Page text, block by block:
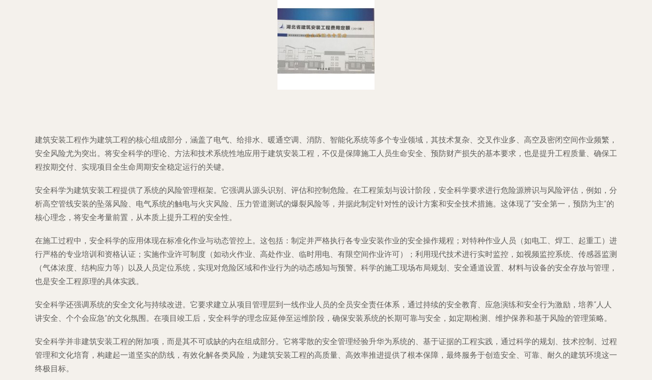
建筑安装工程作为建筑工程的核心组成部分，涵盖了电气、给排水、暖通空调、消防、智能化系统等多个专业领域，其技术复杂、交叉作业多、高空及密闭空间作业频繁，
安全风险尤为突出。将安全科学的理论、方法和技术系统性地应用于建筑安装工程，不仅是保障施工人员生命安全、预防财产损失的基本要求，也是提升工程质量、确保工
程按期交付、实现项目全生命周期安全稳定运行的关键。
安全科学为建筑安装工程提供了系统的风险管理框架。它强调从源头识别、评估和控制危险。在工程策划与设计阶段，安全科学要求进行危险源辨识与风险评估，例如，分
析高空管线安装的坠落风险、电气系统的触电与火灾风险、压力管道测试的爆裂风险等，并据此制定针对性的设计方案和安全技术措施。这体现了“安全第一，预防为主”的
核心理念，将安全考量前置，从本质上提升工程的安全性。
在施工过程中，安全科学的应用体现在标准化作业与动态管控上。这包括：制定并严格执行各专业安装作业的安全操作规程；对特种作业人员（如电工、焊工、起重工）进
行严格的专业培训和资格认证；实施作业许可制度（如动火作业、高处作业、临时用电、有限空间作业许可）；利用现代技术进行实时监控，如视频监控系统、传感器监测
（气体浓度、结构应力等）以及人员定位系统，实现对危险区域和作业行为的动态感知与预警。科学的施工现场布局规划、安全通道设置、材料与设备的安全存放与管理，
也是安全工程原理的具体实践。
安全科学还强调系统的安全文化与持续改进。它要求建立从项目管理层到一线作业人员的全员安全责任体系，通过持续的安全教育、应急演练和安全行为激励，培养“人人
讲安全、个个会应急”的文化氛围。在项目竣工后，安全科学的理念应延伸至运维阶段，确保安装系统的长期可靠与安全，如定期检测、维护保养和基于风险的管理策略。
安全科学并非建筑安装工程的附加项，而是其不可或缺的内在组成部分。它将零散的安全管理经验升华为系统的、基于证据的工程实践，通过科学的规划、技术控制、过程
管理和文化培育，构建起一道坚实的防线，有效化解各类风险，为建筑安装工程的高质量、高效率推进提供了根本保障，最终服务于创造安全、可靠、耐久的建筑环境这一
终极目标。